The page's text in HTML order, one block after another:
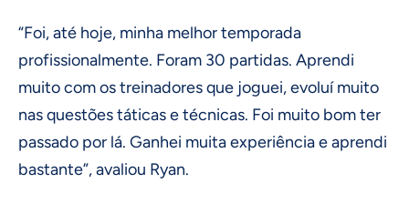
“Foi, até hoje, minha melhor temporada
profissionalmente. Foram 30 partidas. Aprendi
muito com os treinadores que joguei, evoluí muito
nas questões táticas e técnicas. Foi muito bom ter
passado por lá. Ganhei muita experiência e aprendi
bastante”, avaliou Ryan.